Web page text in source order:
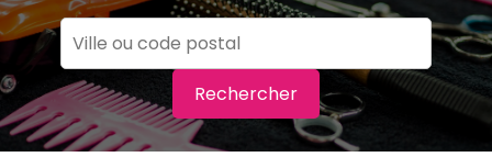
Rechercher